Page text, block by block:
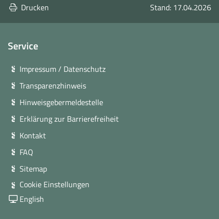
Drucken Stand: 17.04.2026
Service
Impressum / Datenschutz
Transparenzhinweis
Hinweisgebermeldestelle
Erklärung zur Barrierefreiheit
Kontakt
FAQ
Sitemap
Cookie Einstellungen
English